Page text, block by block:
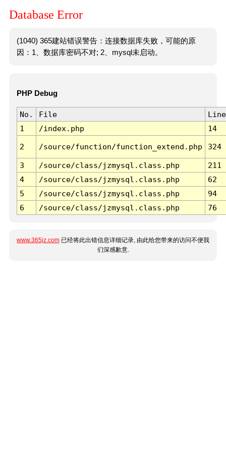
Database Error
(1040) 365建站错误警告：连接数据库失败，可能的原
因：1、数据库密码不对; 2、mysql未启动。
PHP Debug
No. File
Line
1
/index.php 14
2 /source/function/function_extend.php 324
3 /source/class/jzmysql.class.php
211
4
/source/class/jzmysql.class.php
62
5
/source/class/jzmysql.class.php
94
6
/source/class/jzmysql.class.php 76
www.365jz.com 已经将此出错信息详细记录, 由此给您带来的访问不便我
们深感歉意.